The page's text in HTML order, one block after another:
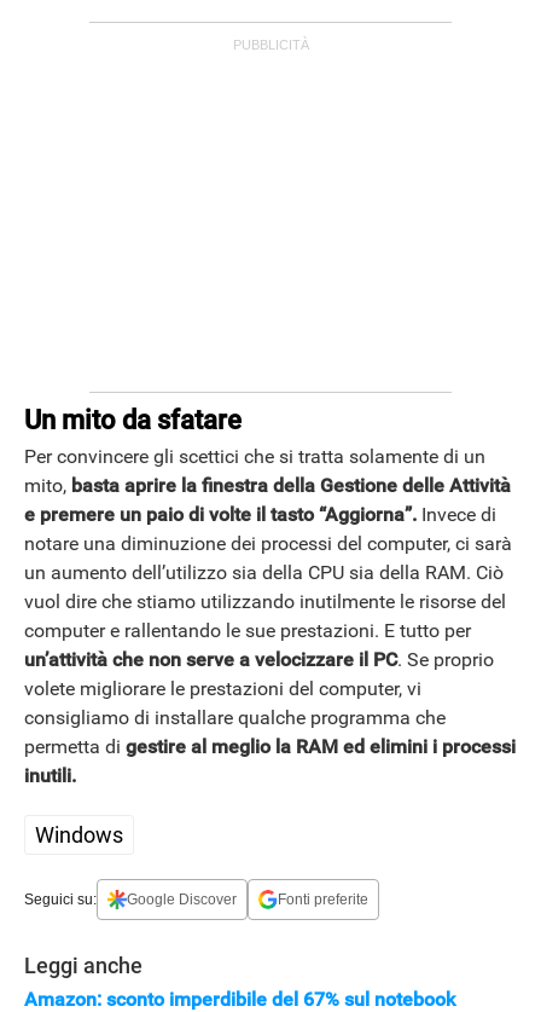
Un mito da sfatare
Per convincere gli scettici che si tratta solamente di un
mito, basta aprire la finestra della Gestione delle Attività
e premere un paio di volte il tasto “Aggiorna”. Invece di
notare una diminuzione dei processi del computer, ci sarà
un aumento dell’utilizzo sia della CPU sia della RAM. Ciò
vuol dire che stiamo utilizzando inutilmente le risorse del
computer e rallentando le sue prestazioni. E tutto per
un’attività che non serve a velocizzare il PC. Se proprio
volete migliorare le prestazioni del computer, vi
consigliamo di installare qualche programma che
permetta di gestire al meglio la RAM ed elimini i processi
inutili.
Windows
Seguici su: Google Discover Fonti preferite
Leggi anche
Amazon: sconto imperdibile del 67% sul notebook